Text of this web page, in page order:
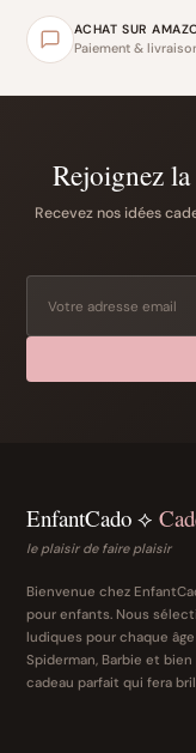
ACHAT SUR
Paiement &
Rejoignez
Recevez nos idées
EnfantCado ⟡
le plaisir de faire plaisir
Bienvenue chez
pour enfants. Nous
ludiques pour chaque
Spiderman, Barbie et
cadeau parfait qui fera